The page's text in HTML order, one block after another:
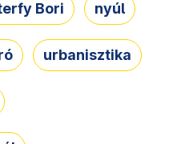
Bori nyúl
urbanisztika